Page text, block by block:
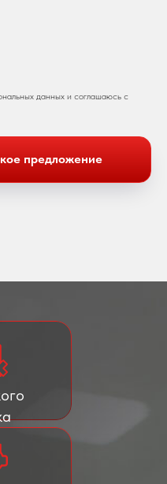
данных и соглашаюсь с
предложение